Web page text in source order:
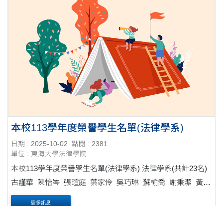
本校113學年度榮譽學生名單(法律學系)
日期 : 2025-10-02
點閱 : 2381
單位 : 東海大學法律學院
本校113學年度榮譽學生名單(法律學系) 法律學系(共計23名)
古謹華 陳怡岑 張瑄庭 葉家伶 吳巧琳 蘇榆喬 謝秉潔 黃郁
喬 陳姸諼 張匯寗 葉柏均 ....
更多訊息